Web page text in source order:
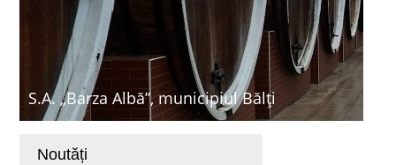
S.A. „Barza Albă”, municipiul Bălți
Noutăți